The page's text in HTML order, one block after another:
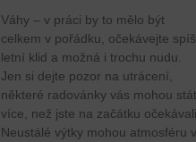
Váhy – v práci by to mělo být
celkem v pořádku, očekávejte
letní klid a možná i trochu nudu.
Jen si dejte pozor na utrácení,
některé radovánky vás mohou stát
více, než jste na začátku
Neustálé výtky mohou atmosféru v